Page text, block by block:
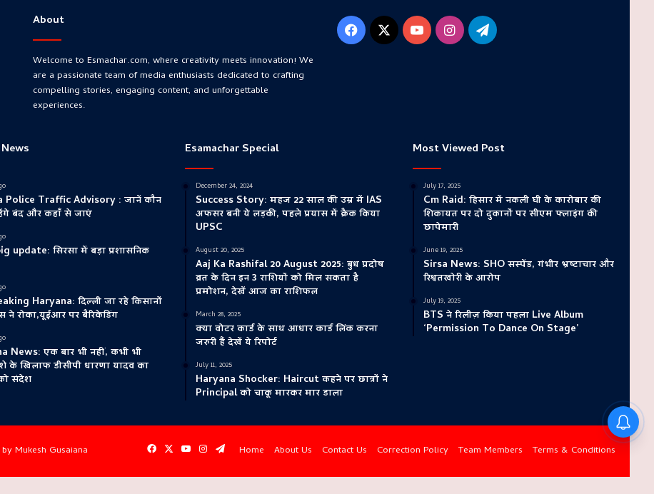
About
Welcome to Esmachar.com, where creativity meets innovation! We
are a passionate team of media enthusiasts dedicated to crafting
compelling stories, engaging content, and unforgettable
experiences.
Facebook
X YouTubeInstagramTelegram
Police Traffic Advisory : जानें कौन
बंद और कहाँ से जाएं
update: सिरसा में बड़ा प्रशासनिक
Haryana: दिल्ली जा रहे किसानों
ने रोका,यूईआर पर बैरिकेडिंग
News: एक बार भी नहीं, कभी भी
के खिलाफ डीसीपी धारणा यादव का
संदेश
Esamachar Special
December 24, 2024
Success Story: महज 22 साल की उम्र में IAS
अफसर बनी ये लड़की, पहले प्रयास में क्रैक किया
UPSC
August 20, 2025
Aaj Ka Rashifal 20 August 2025: बुध प्रदोष
व्रत के दिन इन 3 राशियों को मिल सकता है
प्रमोशन, देखें आज का राशिफल
March 28, 2025
क्या वोटर कार्ड के साथ आधार कार्ड लिंक करना
जरुरी हैं देखें ये रिपोर्ट
July 11, 2025
Haryana Shocker: Haircut कहने पर छात्रों ने
Principal को चाकू मारकर मार डाला
Most Viewed Post
July 17, 2025
Cm Raid: हिसार में नकली घी के कारोबार की
शिकायत पर दो दुकानों पर सीएम फ्लाइंग की
छापेमारी
June 19, 2025
Sirsa News: SHO सस्पेंड, गंभीर भ्रष्टाचार और
रिश्वतखोरी के आरोप
July 19, 2025
BTS ने रिलीज़ किया पहला Live Album
‘Permission To Dance On Stage’
Mukesh Gusaiana Home About Us Contact Us Correction Policy Team Members Terms & Conditions
Facebook
X YouTubeInstagram
Telegram